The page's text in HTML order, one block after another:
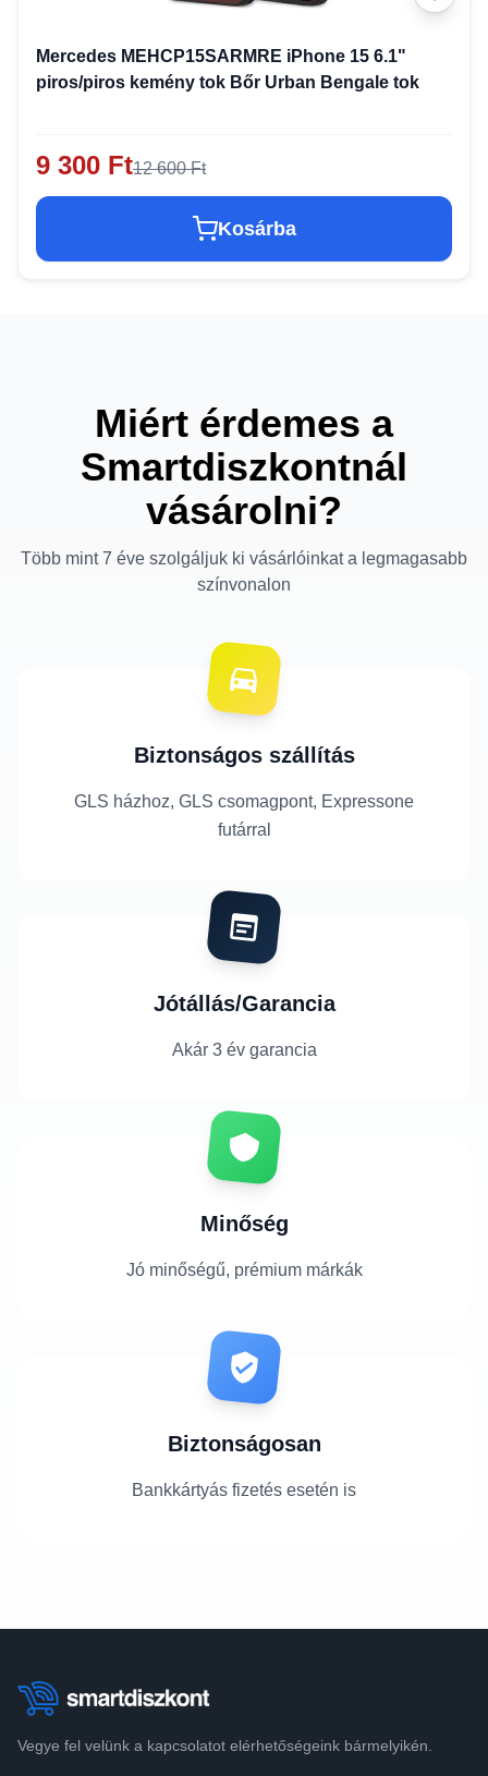
Mercedes MEHCP15SARMRE iPhone 15 6.1"
piros/piros kemény tok Bőr Urban Bengale tok
9 300 Ft12 600 Ft
Kosárba
Miért érdemes a
Smartdiszkontnál
vásárolni?
Több mint 7 éve szolgáljuk ki vásárlóinkat a legmagasabb
színvonalon
Biztonságos szállítás
GLS házhoz, GLS csomagpont, Expressone
futárral
Jótállás/Garancia
Akár 3 év garancia
Minőség
Jó minőségű, prémium márkák
Biztonságosan
Bankkártyás fizetés esetén is
Vegye fel velünk a kapcsolatot elérhetőségeink bármelyikén.